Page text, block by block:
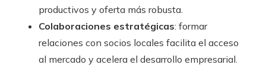
productivos y oferta más robusta.
Colaboraciones estratégicas: formar
relaciones con socios locales facilita el acceso
al mercado y acelera el desarrollo empresarial.